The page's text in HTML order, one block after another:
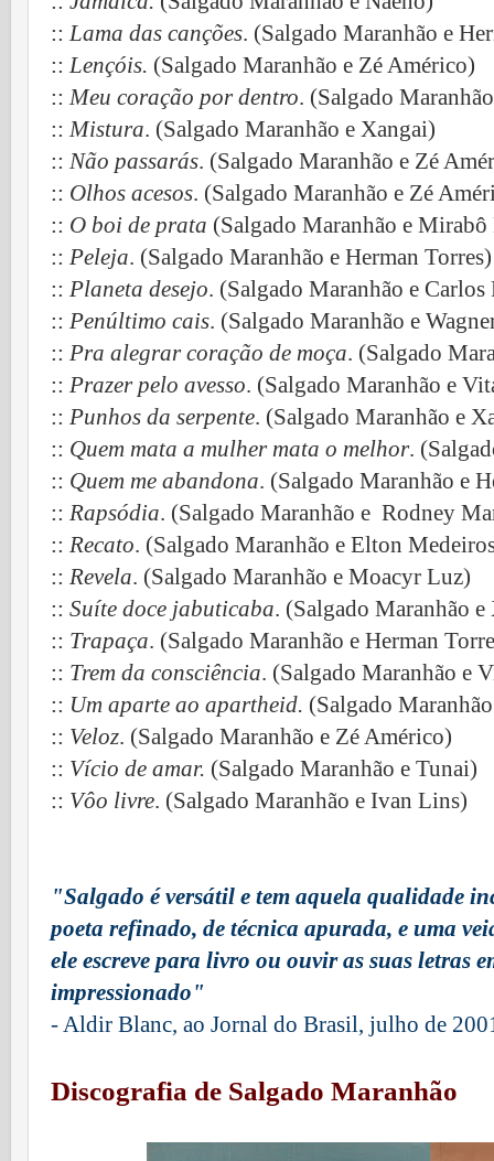
:: Lama das canções. (Salgado Maranhão e
:: Lençóis. (Salgado Maranhão e Zé Américo)
:: Meu coração por dentro. (Salgado
:: Mistura. (Salgado Maranhão e Xangai)
:: Não passarás. (Salgado Maranhão e Zé
:: Olhos acesos. (Salgado Maranhão e Zé
:: O boi de prata (Salgado Maranhão e Mirabô
:: Peleja. (Salgado Maranhão e Herman Torres)
:: Planeta desejo. (Salgado Maranhão e Carlos
:: Penúltimo cais. (Salgado Maranhão e
:: Pra alegrar coração de moça. (Salgado
:: Prazer pelo avesso. (Salgado Maranhão e
:: Punhos da serpente. (Salgado Maranhão e
:: Quem mata a mulher mata o melhor.
:: Quem me abandona. (Salgado Maranhão e
:: Rapsódia. (Salgado Maranhão e Rodney
:: Recato. (Salgado Maranhão e Elton
:: Revela. (Salgado Maranhão e Moacyr Luz)
:: Suíte doce jabuticaba. (Salgado Maranhão
:: Trapaça. (Salgado Maranhão e Herman
:: Trem da consciência. (Salgado Maranhão e
:: Um aparte ao apartheid. (Salgado
:: Veloz. (Salgado Maranhão e Zé Américo)
:: Vício de amar. (Salgado Maranhão e Tunai)
:: Vôo livre. (Salgado Maranhão e Ivan Lins)
"Salgado é versátil e tem aquela qualidade
poeta refinado, de técnica apurada, e uma
ele escreve para livro ou ouvir as suas letras
impressionado"
- Aldir Blanc, ao Jornal do Brasil, julho de
Discografia de Salgado Maranhão